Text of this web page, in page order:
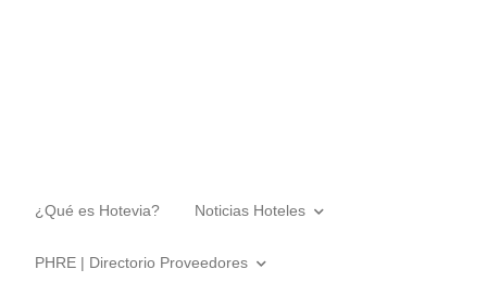
¿Qué es Hotevia? Noticias Hoteles
PHRE | Directorio Proveedores